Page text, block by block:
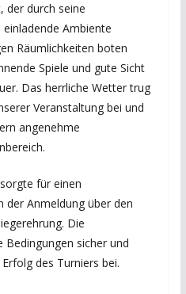
der durch seine
Ambiente
Räumlichkeiten boten
Spiele und gute Sicht
Das herrliche Wetter trug
Veranstaltung bei und
angenehme
für einen
der Anmeldung über den
Die
Bedingungen sicher und
des Turniers bei.